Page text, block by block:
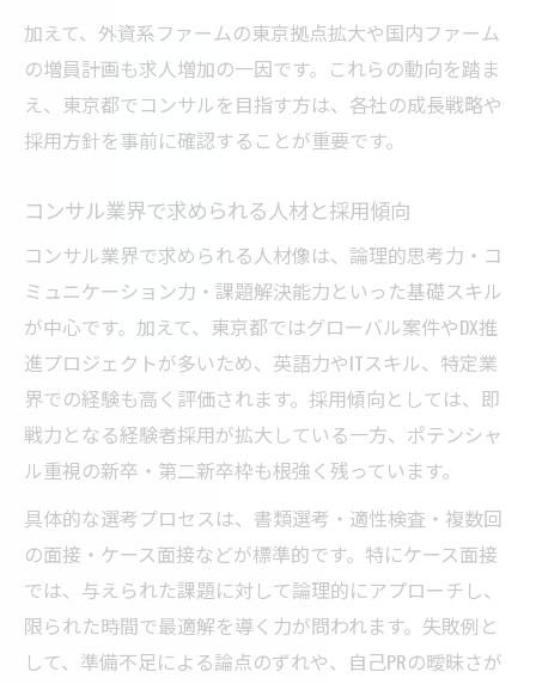
コンサル採用に役立つ東京都の制度を紹介
雇用促進とコンサル転職市場の今後の展望
加えて、外資系ファームの東京拠点拡大や国内ファーム
の増員計画も求人増加の一因です。これらの動向を踏ま
え、東京都でコンサルを目指す方は、各社の成長戦略や
採用方針を事前に確認することが重要です。
コンサル業界で求められる人材と採用傾向
コンサル業界で求められる人材像は、論理的思考力・コ
ミュニケーション力・課題解決能力といった基礎スキル
が中心です。加えて、東京都ではグローバル案件やDX推
進プロジェクトが多いため、英語力やITスキル、特定業
界での経験も高く評価されます。採用傾向としては、即
戦力となる経験者採用が拡大している一方、ポテンシャ
ル重視の新卒・第二新卒枠も根強く残っています。
具体的な選考プロセスは、書類選考・適性検査・複数回
の面接・ケース面接などが標準的です。特にケース面接
では、与えられた課題に対して論理的にアプローチし、
限られた時間で最適解を導く力が問われます。失敗例と
して、準備不足による論点のずれや、自己PRの曖昧さが